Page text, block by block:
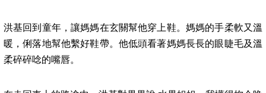
洪基回到童年，讓媽媽在玄關幫他穿上鞋。媽媽的手柔軟又溫
暖，俐落地幫他繫好鞋帶。他低頭看著媽媽長長的眼睫毛及溫
柔碎碎唸的嘴唇。